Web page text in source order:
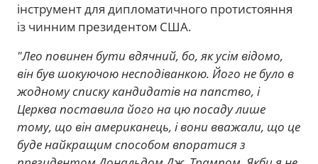
інструмент для дипломатичного протистояння
із чинним президентом США.
"Лео повинен бути вдячний, бо, як усім відомо,
він був шокуючою несподіванкою. Його не було в
жодному списку кандидатів на папство, і
Церква поставила його на цю посаду лише
тому, що він американець, і вони вважали, що це
буде найкращим способом впоратися з